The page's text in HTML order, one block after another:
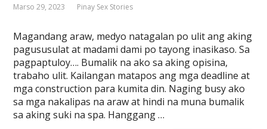
Marso 29, 2023 Pinay Sex Stories
Magandang araw, medyo natagalan po ulit ang aking
pagususulat at madami dami po tayong inasikaso. Sa
pagpaptuloy…. Bumalik na ako sa aking opisina,
trabaho ulit. Kailangan matapos ang mga deadline at
mga construction para kumita din. Naging busy ako
sa mga nakalipas na araw at hindi na muna bumalik
sa aking suki na spa. Hanggang …